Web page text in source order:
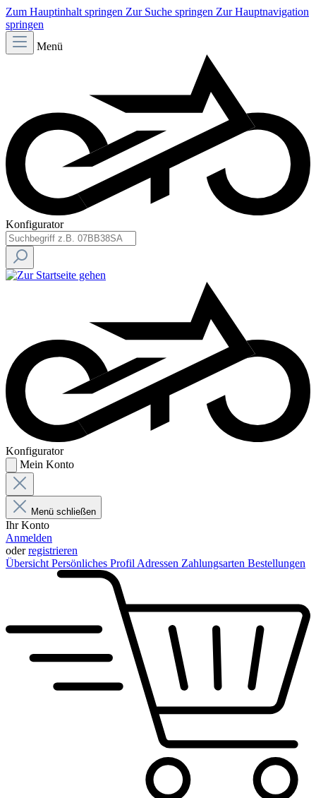
Zum Hauptinhalt springen Zur Suche springen Zur Hauptnavigation
springen
Menü
Konfigurator
Konfigurator
Mein Konto
Menü schließen
Ihr Konto
Anmelden
oderregistrieren
Übersicht Persönliches Profil Adressen Zahlungsarten Bestellungen